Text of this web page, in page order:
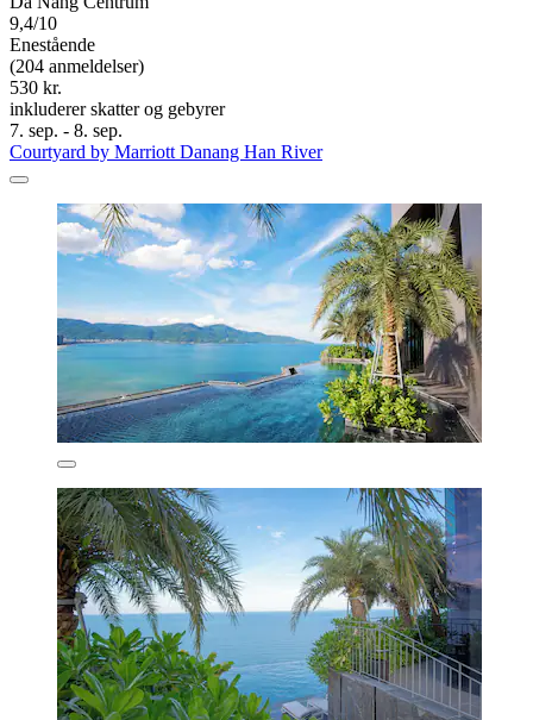
9,4/10
Enestående
(204 anmeldelser)
530 kr.
inkluderer skatter og gebyrer
7. sep. - 8. sep.
Courtyard by Marriott Danang Han River